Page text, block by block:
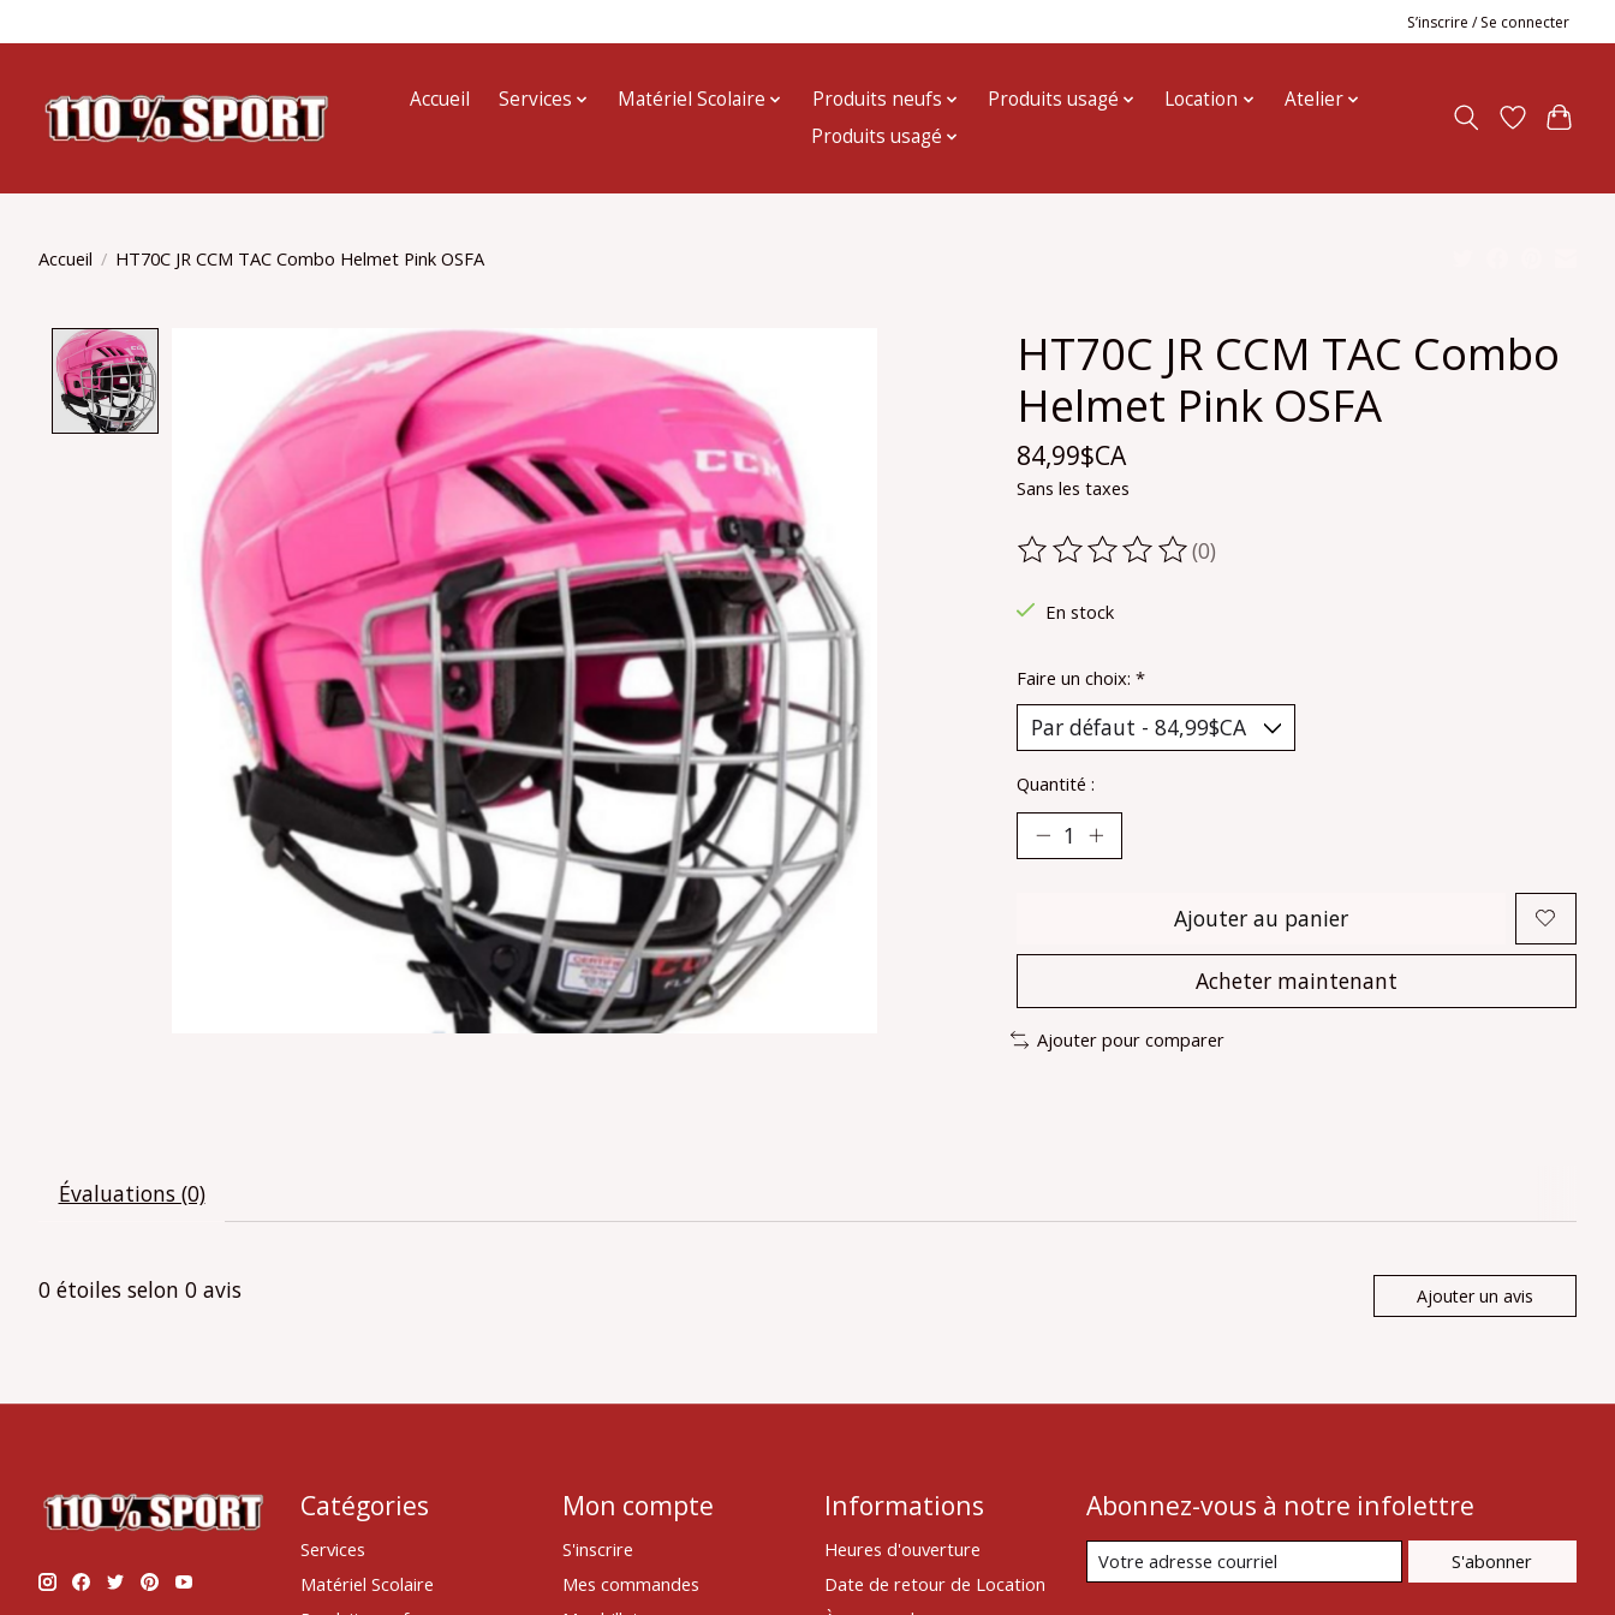
S’inscrire / Se connecter
Accueil Services Matériel Scolaire Produits neufs Produits usagé Location
Atelier
Produits usagé
Accueil / HT70C JR CCM TAC Combo Helmet Pink OSFA
Product image slideshow Items
HT70C JR CCM TAC Combo
Helmet Pink OSFA
84,99$CA
Sans les taxes
Ce produit est évalué à
(0)
En stock
Faire un choix: *
Quantité :
Ajouter au panier
Acheter maintenant
Ajouter pour comparer
Évaluations (0)
0 étoiles selon 0 avis Ajouter un avis
Catégories
Services
Matériel Scolaire
Mon compte
S'inscrire
Mes commandes
Informations
Heures d'ouverture
Date de retour de Location
Abonnez-vous à notre infolettre
S'abonner